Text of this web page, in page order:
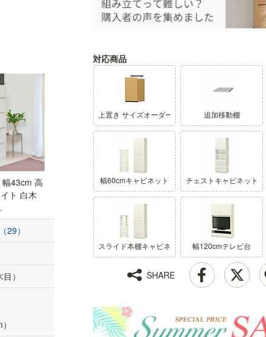
で、不注意
ことができ
43cm 高
ト 白木
（29）
）
対応商品
上置き サイズオーダー 追加移動棚
幅60cmキャビネット チェストキャビネット
スライド本棚キャビネット 幅120cmテレビ台
SHARE